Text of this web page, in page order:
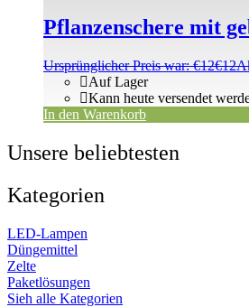
Pflanzenschere mit
Ursprünglicher Preis war: €12€12
Auf Lager
Kann heute versendet
In den Warenkorb
Unsere beliebtesten
Kategorien
LED-Lampen
Düngemittel
Zelte
Paketlösungen
Sieh alle Kategorien